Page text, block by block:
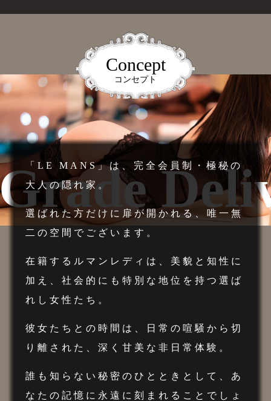
Concept
コンセプト
「LE MANS」は、完全会員制・極秘の
大人の隠れ家。
選ばれた方だけに扉が開かれる、唯一無
二の空間でございます。
在籍するルマンレディは、美貌と知性に
加え、社会的にも特別な地位を持つ選ば
れし女性たち。
彼女たちとの時間は、日常の喧騒から切
り離された、深く甘美な非日常体験。
誰も知らない秘密のひとときとして、あ
なたの記憶に永遠に刻まれることでしょ